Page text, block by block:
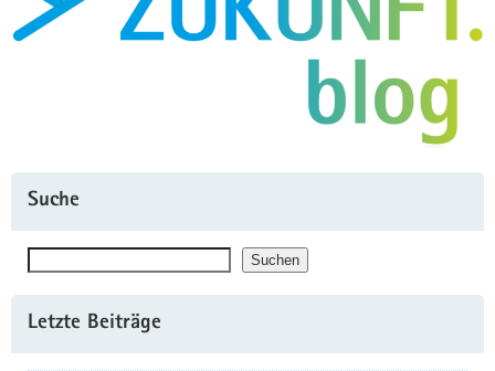
Suche
Suchen
Letzte Beiträge